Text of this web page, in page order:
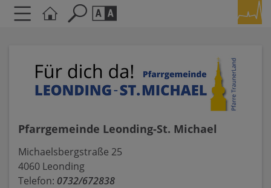
AAA
Kontrasteinstellungen
A A A A
Pfarrgemeinde Leonding-St. Michael
Michaelsbergstraße 25
4060 Leonding
Telefon: 0732/672838